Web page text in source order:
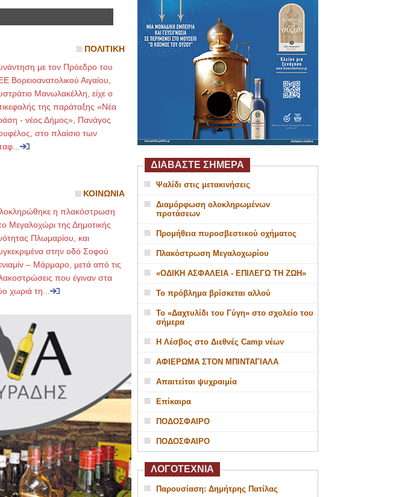
ΠΟΛΙΤΙΚΗ
με τον Πρόεδρο του
Βορειοανατολικού Αιγαίου,
Μανωλακέλλη, είχε ο
της παράταξης «Νέα
- νέος Δήμος», Πανάγος
στο πλαίσιο των
ΚΟΙΝΩΝΙΑ
η πλακόστρωση
Μεγαλοχώρι της Δημοτικής
Πλωμαρίου, και
στην οδό Σοφού
– Μάρμαρο, μετά από τις
που έγιναν στα
χωριά τη...
ΔΙΑΒΑΣΤΕ ΣΗΜΕΡΑ
Ψαλίδι στις μετακινήσεις
Διαμόρφωση ολοκληρωμένων
προτάσεων
Προμήθεια πυροσβεστικού οχήματος
Πλακόστρωση Μεγαλοχωρίου
«ΟΔΙΚΗ ΑΣΦΑΛΕΙΑ - ΕΠΙΛΕΓΩ ΤΗ ΖΩΗ»
Το πρόβλημα βρίσκεται αλλού
Το «Δαχτυλίδι του Γύγη» στο σχολείο του
σήμερα
Η Λέσβος στο Διεθνές Camp νέων
ΑΦΙΕΡΩΜΑ ΣΤΟΝ ΜΠΙΝΤΑΓΙΑΛΑ
Απαιτείται ψυχραιμία
Επίκαιρα
ΠΟΔΟΣΦΑΙΡΟ
ΠΟΔΟΣΦΑΙΡΟ
ΛΟΓΟΤΕΧΝΙΑ
Παρουσίαση: Δημήτρης Πατίλας